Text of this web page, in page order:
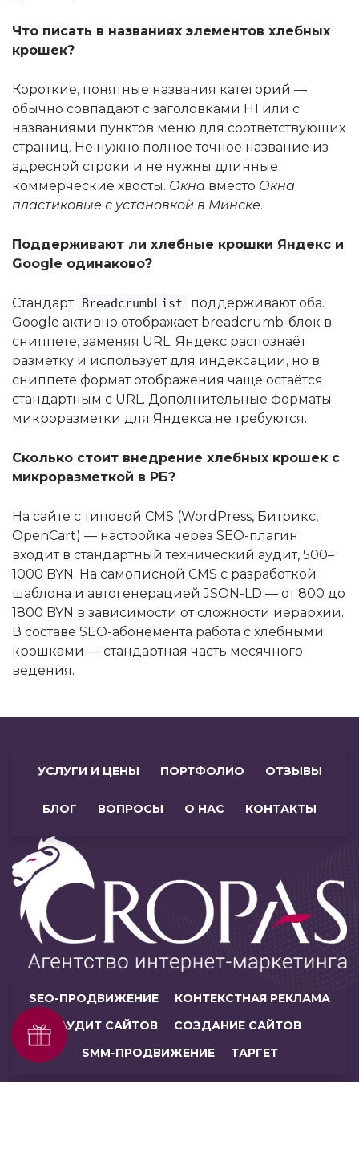
Что писать в названиях элементов хлебных
крошек?
Короткие, понятные названия категорий —
обычно совпадают с заголовками H1 или с
названиями пунктов меню для соответствующих
страниц. Не нужно полное точное название из
адресной строки и не нужны длинные
коммерческие хвосты. Окна вместо Окна
пластиковые с установкой в Минске.
Поддерживают ли хлебные крошки Яндекс и
Google одинаково?
Стандарт BreadcrumbList
поддерживают оба.
Google активно отображает breadcrumb-блок в
сниппете, заменяя URL. Яндекс распознаёт
разметку и использует для индексации, но в
сниппете формат отображения чаще остаётся
стандартным с URL. Дополнительные форматы
микроразметки для Яндекса не требуются.
Сколько стоит внедрение хлебных крошек с
микроразметкой в РБ?
На сайте с типовой CMS (WordPress, Битрикс,
OpenCart) — настройка через SEO-плагин
входит в стандартный технический аудит, 500–
1000 BYN. На самописной CMS с разработкой
шаблона и автогенерацией JSON-LD — от 800 до
1800 BYN в зависимости от сложности иерархии.
В составе SEO-абонемента работа с хлебными
крошками — стандартная часть месячного
ведения.
УСЛУГИ И ЦЕНЫ ПОРТФОЛИО ОТЗЫВЫ
БЛОГ ВОПРОСЫ О НАС КОНТАКТЫ
SEO-ПРОДВИЖЕНИЕ
КОНТЕКСТНАЯ РЕКЛАМА
АУДИТ САЙТОВ
СОЗДАНИЕ САЙТОВ
SMM-ПРОДВИЖЕНИЕ
ТАРГЕТ
Получить SEO-аудит
бесплатно